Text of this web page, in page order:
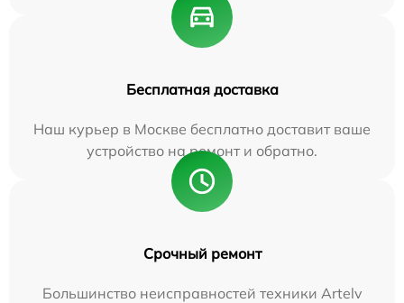
Бесплатная доставка
Наш курьер в Москве бесплатно доставит ваше
устройство на ремонт и обратно.
Срочный ремонт
Большинство неисправностей техники Artelv